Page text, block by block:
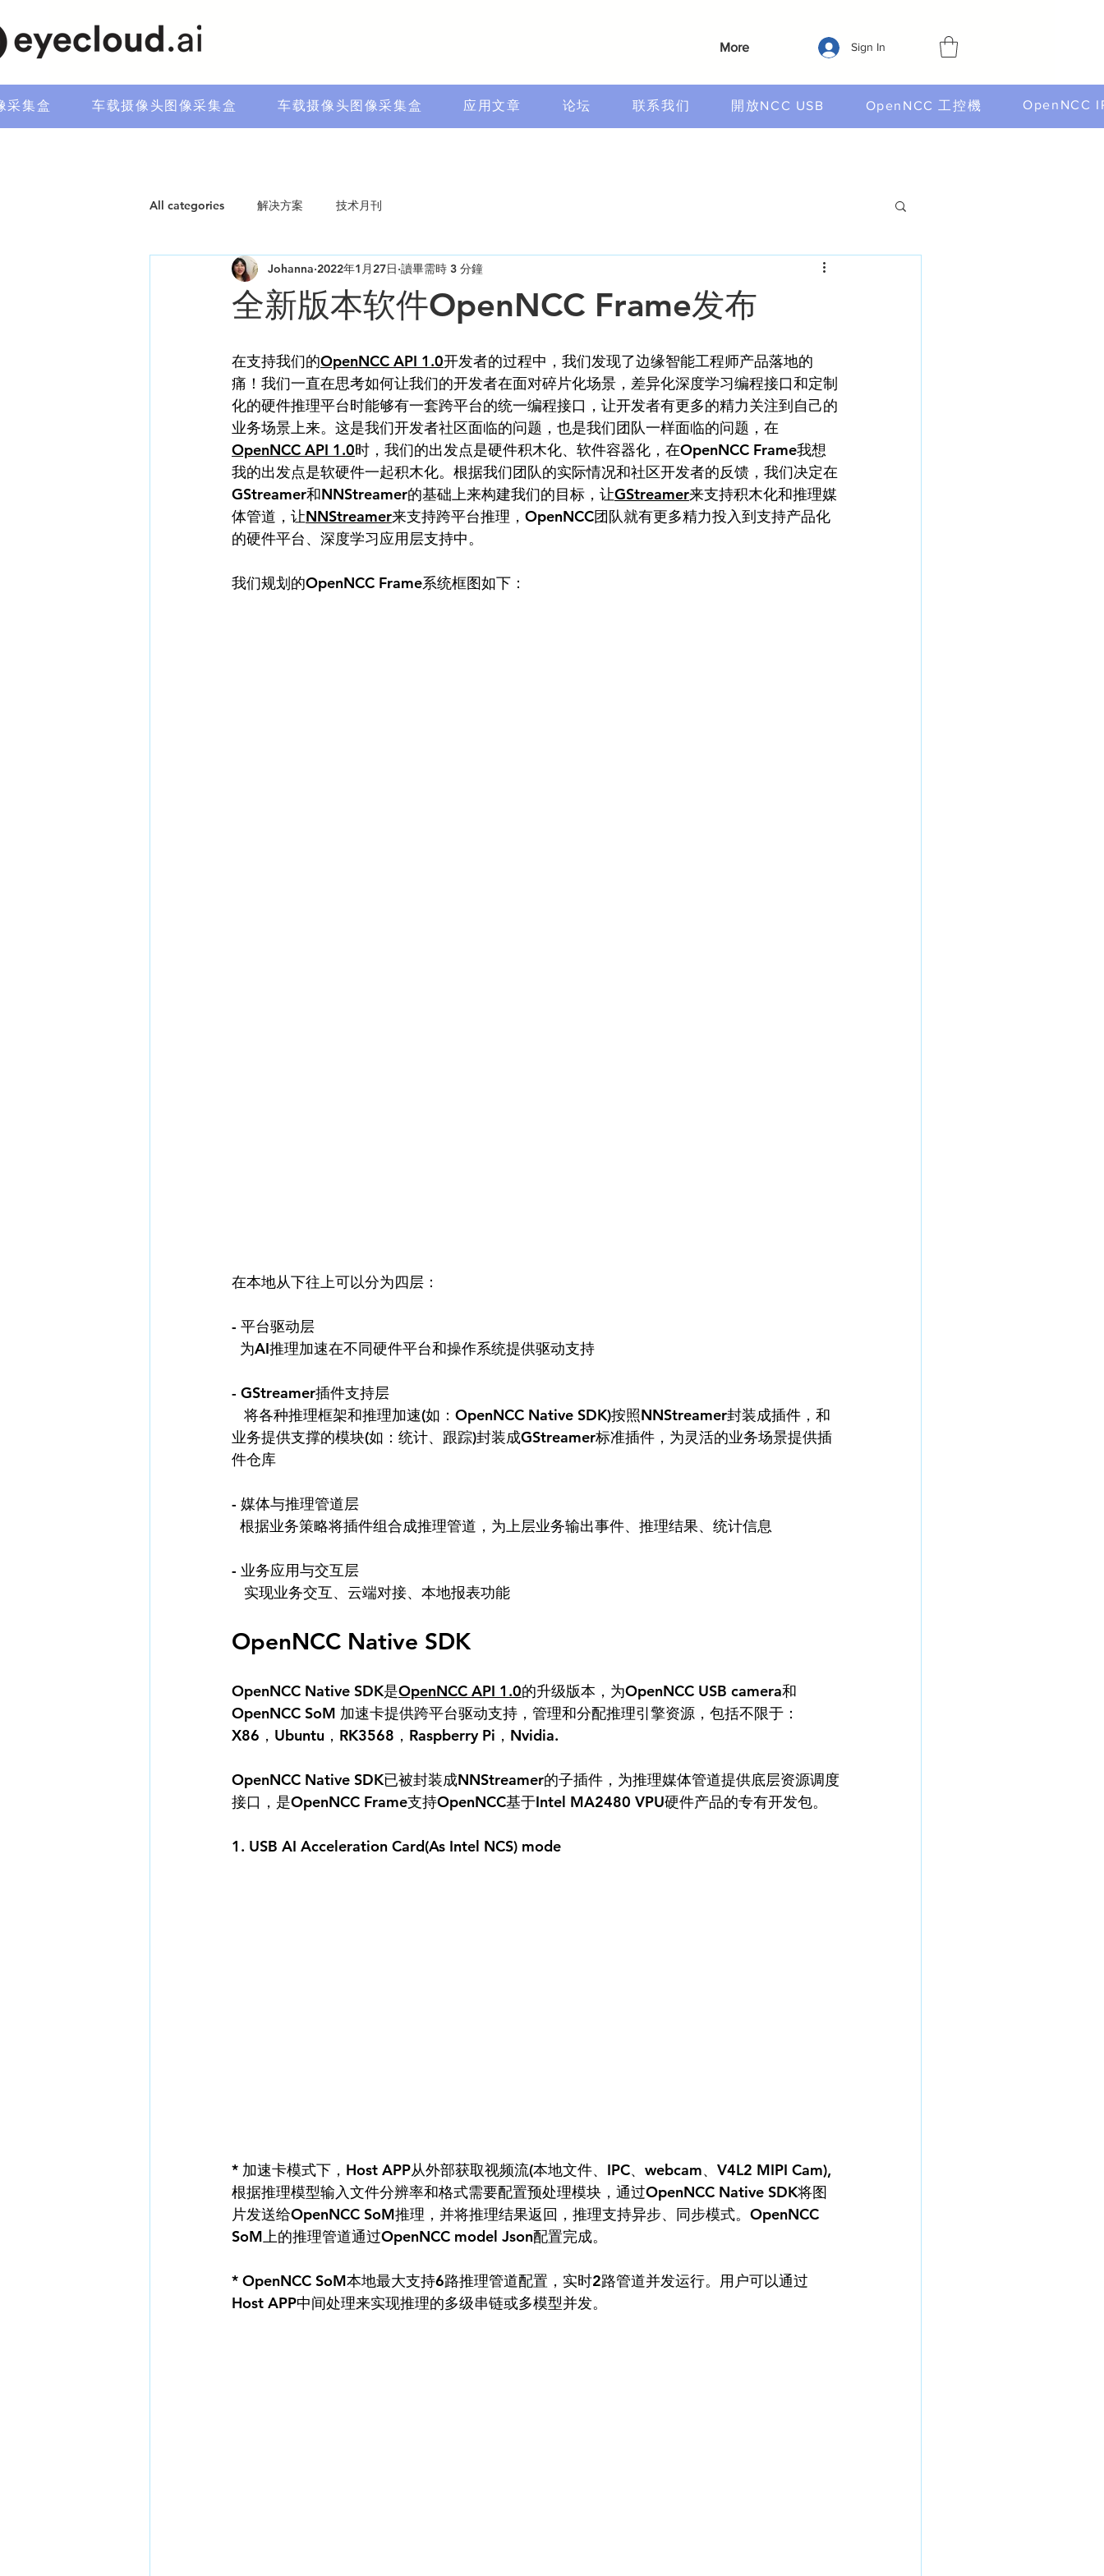
More Sign In
采集盒 车载摄像头图像采集盒 车载摄像头图像采集盒 应用文章 论坛 联系我们 開放NCC USB OpenNCC 工控機 OpenNCC
All categories 解决方案 技术月刊
全新版本软件OpenNCC Frame发布
Johanna 2022年1月27日 讀畢需時 3 分鐘
在支持我们的OpenNCC API 1.0开发者的过程中，我们发现了边缘智能工程师产品落地的
痛！我们一直在思考如何让我们的开发者在面对碎片化场景，差异化深度学习编程接口和定制
化的硬件推理平台时能够有一套跨平台的统一编程接口，让开发者有更多的精力关注到自己的
业务场景上来。这是我们开发者社区面临的问题，也是我们团队一样面临的问题，在
OpenNCC API 1.0时，我们的出发点是硬件积木化、软件容器化，在OpenNCC Frame我想
我的出发点是软硬件一起积木化。根据我们团队的实际情况和社区开发者的反馈，我们决定在
GStreamer和NNStreamer的基础上来构建我们的目标，让GStreamer来支持积木化和推理媒
体管道，让NNStreamer来支持跨平台推理，OpenNCC团队就有更多精力投入到支持产品化
的硬件平台、深度学习应用层支持中。
我们规划的OpenNCC Frame系统框图如下：
在本地从下往上可以分为四层：
- 平台驱动层
  为AI推理加速在不同硬件平台和操作系统提供驱动支持
- GStreamer插件支持层
业务提供支撑的模块(如：统计、跟踪)封装成GStreamer标准插件，为灵活的业务场景提供插
件仓库
- 媒体与推理管道层
  根据业务策略将插件组合成推理管道，为上层业务输出事件、推理结果、统计信息
- 业务应用与交互层
   实现业务交互、云端对接、本地报表功能
OpenNCC Native SDK
OpenNCC Native SDK是OpenNCC API 1.0的升级版本，为OpenNCC USB camera和
OpenNCC SoM 加速卡提供跨平台驱动支持，管理和分配推理引擎资源，包括不限于：
X86，Ubuntu，RK3568，Raspberry Pi，Nvidia.
OpenNCC Native SDK已被封装成NNStreamer的子插件，为推理媒体管道提供底层资源调度
接口，是OpenNCC Frame支持OpenNCC基于Intel MA2480 VPU硬件产品的专有开发包。
1. USB AI Acceleration Card(As Intel NCS) mode
* 加速卡模式下，Host APP从外部获取视频流(本地文件、IPC、webcam、V4L2 MIPI Cam),
根据推理模型输入文件分辨率和格式需要配置预处理模块，通过OpenNCC Native SDK将图
片发送给OpenNCC SoM推理，并将推理结果返回，推理支持异步、同步模式。OpenNCC
SoM上的推理管道通过OpenNCC model Json配置完成。
* OpenNCC SoM本地最大支持6路推理管道配置，实时2路管道并发运行。用户可以通过
Host APP中间处理来实现推理的多级串链或多模型并发。